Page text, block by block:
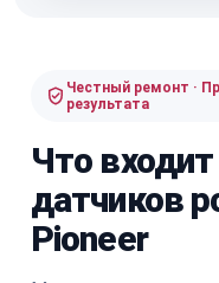
Честный ремонт ·
результата
Что
датчиков
Pioneer